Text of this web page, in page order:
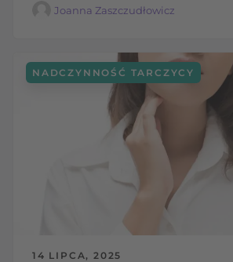
Joanna Zaszczudłowicz
14 LIPCA, 2025
NADCZYNNOŚĆ TARCZYCY